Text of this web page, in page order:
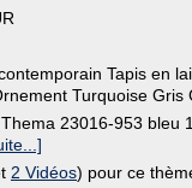
Tapis en
Turquoise Gris
23016-953 bleu
2 Vidéos) pour ce